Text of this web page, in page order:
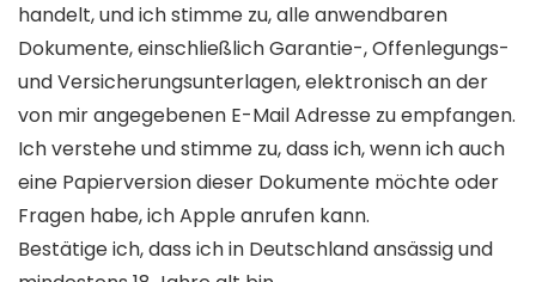
handelt, und ich stimme zu, alle anwendbaren
Dokumente, einschließlich Garantie-, Offenlegungs-
und Versicherungsunterlagen, elektronisch an der
von mir angegebenen E-Mail Adresse zu empfangen.
Ich verstehe und stimme zu, dass ich, wenn ich auch
eine Papierversion dieser Dokumente möchte oder
Fragen habe, ich Apple anrufen kann.
Bestätige ich, dass ich in Deutschland ansässig und